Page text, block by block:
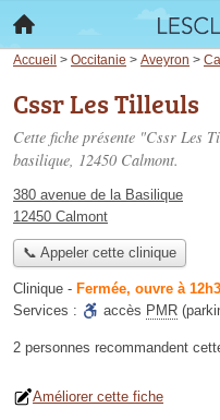
Accueil > Occitanie > Aveyron >
Cssr Les Tilleuls
Cette fiche présente "Cssr Les
basilique, 12450 Calmont.
380 avenue de la Basilique
12450 Calmont
📞 Appeler cette clinique
Clinique - Fermée, ouvre à
Services :
accès PMR
2 personnes recommandent
Améliorer cette fiche